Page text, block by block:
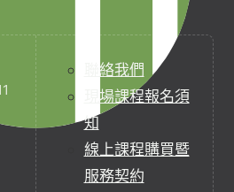
聯絡我們
現場課程報名須
知
線上課程購買暨
服務契約